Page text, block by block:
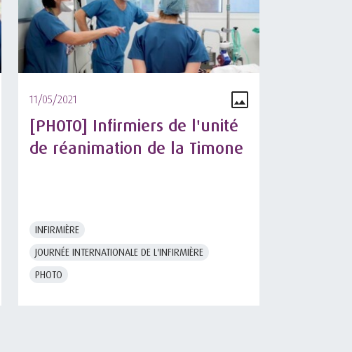
11/05/2021
[PHOTO] Infirmiers de l'unité
de réanimation de la Timone
INFIRMIÈRE
JOURNÉE INTERNATIONALE DE L'INFIRMIÈRE
PHOTO